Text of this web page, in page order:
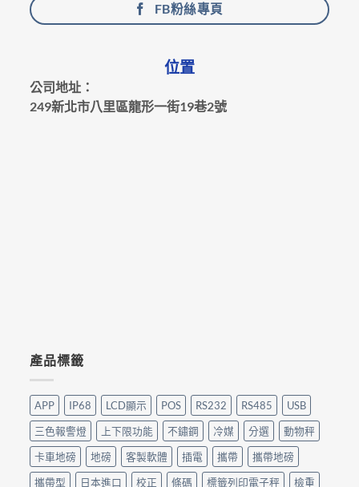
FB粉絲專頁
位置
公司地址：
249新北市八里區龍形一街19巷2號
產品標籤
APP IP68 LCD顯示 POS RS232 RS485
USB
三色報警燈
上下限功能 不鏽鋼 冷媒 分選
動物秤
卡車地磅
地磅 客製軟體 插電 攜帶
攜帶地磅
攜帶型
日本進口 校正 條碼 標籤列印電子秤 檢重